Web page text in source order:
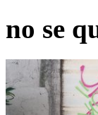
no se